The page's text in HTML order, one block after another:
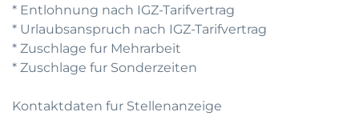
* Entlohnung nach IGZ-Tarifvertrag
* Urlaubsanspruch nach IGZ-Tarifvertrag
* Zuschlage fur Mehrarbeit
* Zuschlage fur Sonderzeiten
Kontaktdaten fur Stellenanzeige